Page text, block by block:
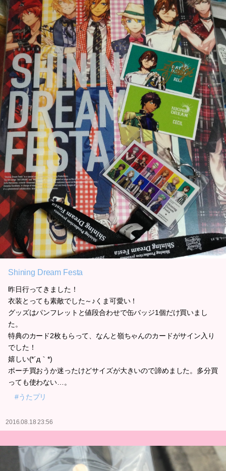
Shining Dream Festa
昨日行ってきました！
衣装とっても素敵でした～♪くま可愛い！
グッズはパンフレットと値段合わせで缶バッジ1個だけ買いまし
た。
特典のカード2枚もらって、なんと嶺ちゃんのカードがサイン入り
でした！
嬉しい(*´д｀*)
ポーチ買おうか迷ったけどサイズが大きいので諦めました。多分買
っても使わない…。
#うたプリ
2016.08.18 23:56